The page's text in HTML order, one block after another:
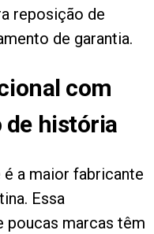
reposição de
de garantia.
com
de história
a maior fabricante
Essa
poucas marcas têm